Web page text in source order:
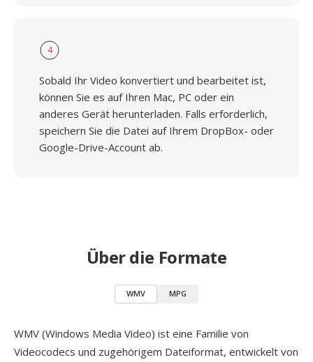
4
Sobald Ihr Video konvertiert und bearbeitet ist,
können Sie es auf Ihren Mac, PC oder ein
anderes Gerät herunterladen. Falls erforderlich,
speichern Sie die Datei auf Ihrem DropBox- oder
Google-Drive-Account ab.
Über die Formate
WMV MPG
WMV (Windows Media Video) ist eine Familie von
Videocodecs und zugehörigem Dateiformat, entwickelt von